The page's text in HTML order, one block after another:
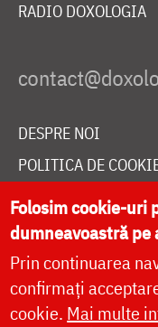
RADIO DOXOLOGIA
DESPRE NOI
POLITICA DE
DONEAZĂ ONLINE
LIVE
Folosim cookie-
dumneavoastră pe
Prin continuarea
confirmați
cookie. Mai multe